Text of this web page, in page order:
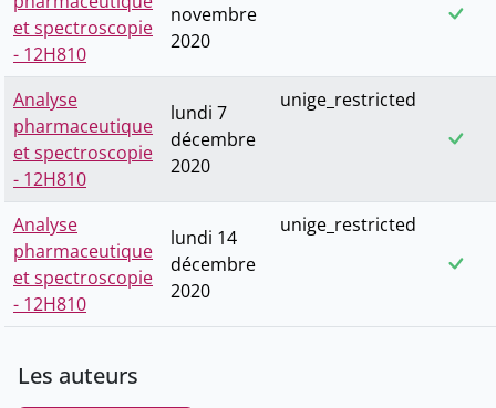
et spectroscopie
- 12H810
novembre
2020
Analyse
pharmaceutique
et spectroscopie
- 12H810
lundi 7
décembre
2020
unige_restricted
Analyse
pharmaceutique
et spectroscopie
- 12H810
lundi 14
décembre
2020
unige_restricted
Les auteurs